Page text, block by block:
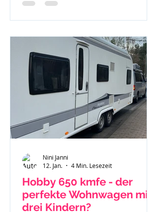
Schritt zur Veränderung.
Hobby 650 kmfe - der
perfekte Wohnwagen mit
drei Kindern?
Nini Janni
12. Jan.
4 Min. Lesezeit